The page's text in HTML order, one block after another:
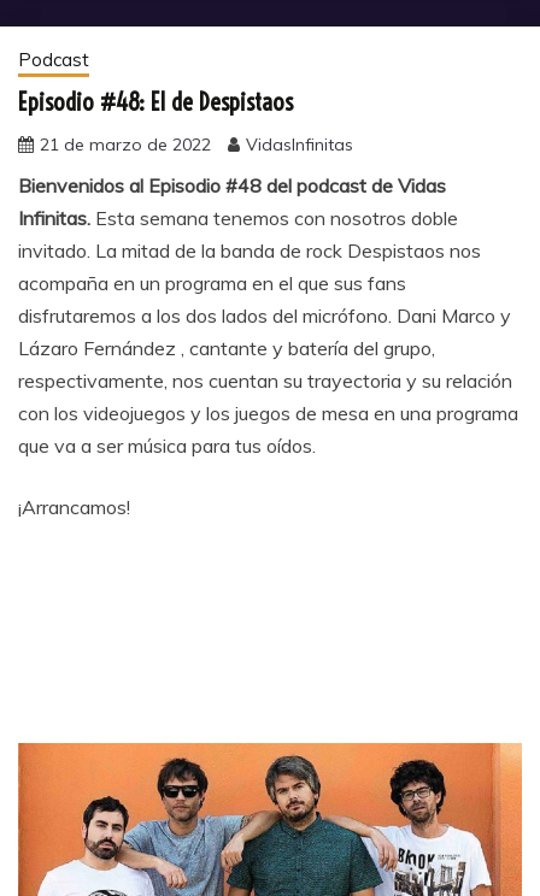
Podcast
Episodio #48: El de Despistaos
21 de marzo de 2022 VidasInfinitas
Bienvenidos al Episodio #48 del podcast de Vidas
Infinitas. Esta semana tenemos con nosotros doble
invitado. La mitad de la banda de rock Despistaos nos
acompaña en un programa en el que sus fans
disfrutaremos a los dos lados del micrófono. Dani Marco y
Lázaro Fernández , cantante y batería del grupo,
respectivamente, nos cuentan su trayectoria y su relación
con los videojuegos y los juegos de mesa en una programa
que va a ser música para tus oídos.
¡Arrancamos!